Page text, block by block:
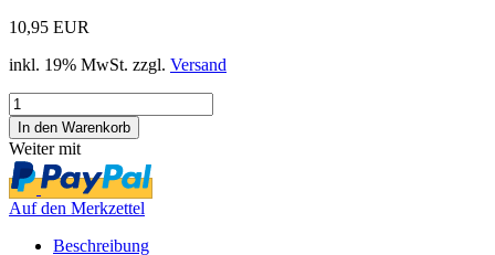
10,95 EUR
inkl. 19% MwSt. zzgl. Versand
Weiter mit
Auf den Merkzettel
Beschreibung